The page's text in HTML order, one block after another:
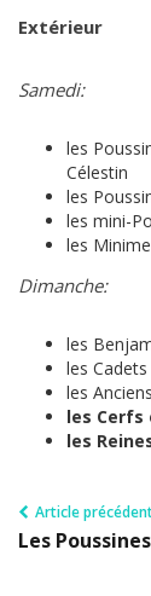
Extérieur
Samedi:
les
Célestin
les
les mini-
les
Dimanche:
les
les
les
les Cerfs
les
Article
Les